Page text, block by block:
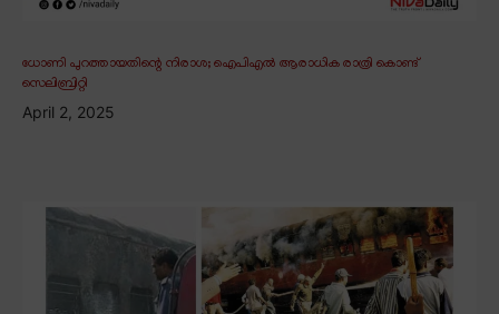
ധോണി പുറത്തായതിന്റെ നിരാശ; ഐപിഎൽ ആരാധിക രാത്രി കൊണ്ട്
സെലിബ്രിറ്റി
April 2, 2025